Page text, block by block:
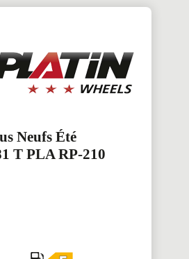
Neufs Été
T PLA RP-210